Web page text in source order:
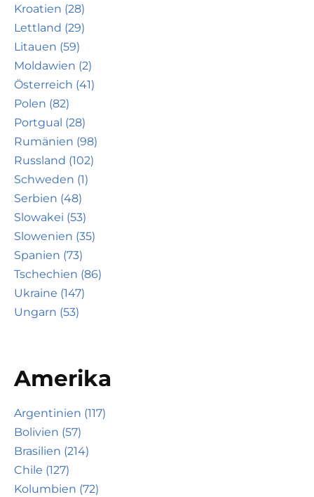
Kroatien (28)
Lettland (29)
Litauen (59)
Moldawien (2)
Österreich (41)
Polen (82)
Portgual (28)
Rumänien (98)
Russland (102)
Schweden (1)
Serbien (48)
Slowakei (53)
Slowenien (35)
Spanien (73)
Tschechien (86)
Ukraine (147)
Ungarn (53)
Amerika
Argentinien (117)
Bolivien (57)
Brasilien (214)
Chile (127)
Kolumbien (72)